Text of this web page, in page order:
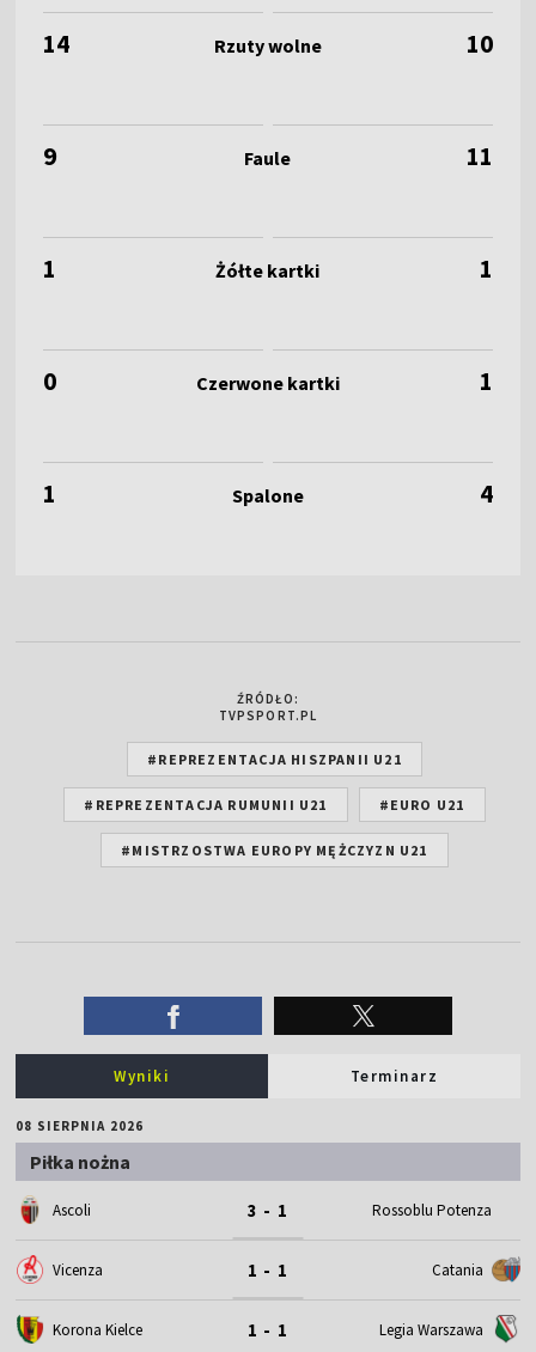
14
9
1
0
1
10
11
1
1
4
ŹRÓDŁO:
TVPSPORT.PL
#REPREZENTACJA HISZPANII U21
#REPREZENTACJA RUMUNII U21 #EURO U21
#MISTRZOSTWA EUROPY MĘŻCZYZN U21
Wyniki Terminarz
08 SIERPNIA 2026
Piłka nożna
Ascoli 3 - 1 Rossoblu Potenza
Vicenza 1 - 1 Catania
Korona Kielce 1 - 1 Legia Warszawa